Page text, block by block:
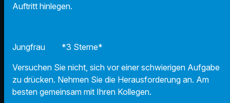
Auftritt hinlegen.
Jungfrau *3 Sterne*
Versuchen Sie nicht, sich vor einer schwierigen Aufgabe
zu drücken. Nehmen Sie die Herausforderung an. Am
besten gemeinsam mit Ihren Kollegen.